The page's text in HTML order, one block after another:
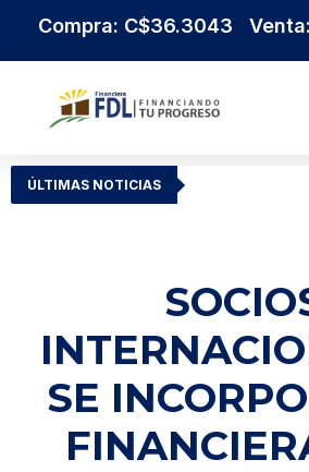
Compra: C$36.3043
ÚLTIMAS NOTICIAS
SE